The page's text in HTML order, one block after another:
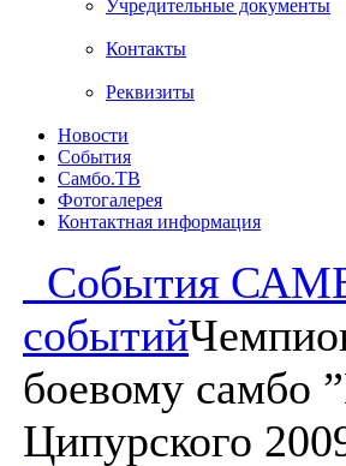
Учредительные документы
Контакты
Реквизиты
Новости
События
Самбо.ТВ
Фотогалерея
Контактная информация
События
событий
боевому самбо
Ципурского